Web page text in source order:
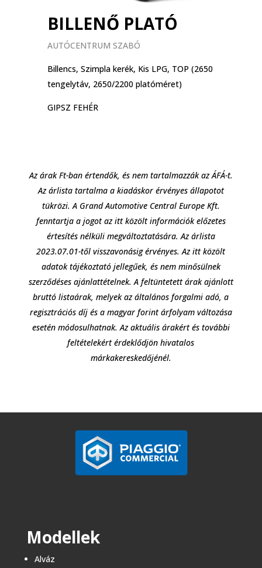
BILLENŐ PLATÓ
AUTÓCENTRUM SZABÓ
Billencs, Szimpla kerék, Kis LPG, TOP (2650
tengelytáv, 2650/2200 platóméret)
GIPSZ FEHÉR
Az árak Ft-ban értendők, és nem tartalmazzák az ÁFÁ-t.
Az árlista tartalma a kiadáskor érvényes állapotot
tükrözi. A Grand Automotive Central Europe Kft.
fenntartja a jogot az itt közölt információk előzetes
értesítés nélküli megváltoztatására. Az árlista
2023.07.01-től visszavonásig érvényes. Az itt közölt
adatok tájékoztató jellegűek, és nem minősülnek
szerződéses ajánlattételnek. A feltüntetett árak ajánlott
bruttó listaárak, melyek az általános forgalmi adó, a
regisztrációs díj és a magyar forint árfolyam változása
esetén módosulhatnak. Az aktuális árakért és további
feltételekért érdeklődjön hivatalos
márkakereskedőjénél.
Modellek
Alváz